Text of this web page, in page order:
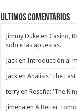
Ultimos Comentarios
Jimmy Duke enCasino,
sobre las apuestas.
Jack enIntroducción al
Jack enAnálisis ‘The
terryenReseña: ‘The
Jimena enA Better